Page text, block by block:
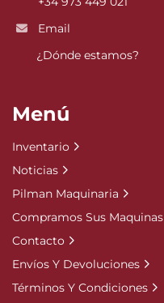
Email
¿Dónde estamos?
Menú
Inventario
Noticias
Pilman Maquinaria
Compramos Sus Maquinas
Contacto
Envíos Y Devoluciones
Términos Y Condiciones